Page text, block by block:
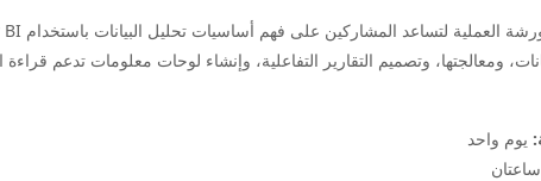
ومعالجتها، وتصميم التقارير التفاعلية، وإنشاء لوحات معلومات تدعم
يوم واحد
ساعتان